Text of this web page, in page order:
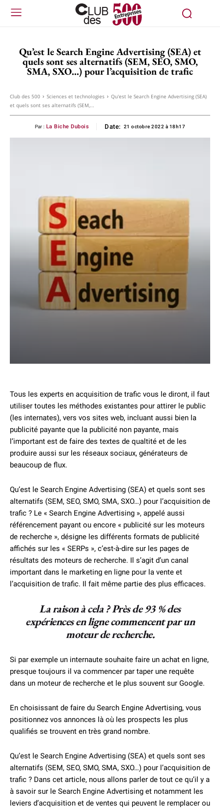
Qu’est le Search Engine Advertising (SEA) et
quels sont ses alternatifs (SEM, SEO, SMO,
SMA, SXO…) pour l’acquisition de trafic
Club des 500 Sciences et technologies
Qu'est le Search Engine Advertising (SEA)
et quels sont ses alternatifs (SEM,...
Par : La Biche Dubois Date: 21 octobre 2022 à 18h17
Tous les experts en acquisition de trafic vous le diront, il faut
utiliser toutes les méthodes existantes pour attirer le public
(les internates), vers vos sites web, incluant aussi bien la
publicité payante que la publicité non payante, mais
l’important est de faire des textes de qualtité et de les
produire aussi sur les réseaux sociaux, générateurs de
beaucoup de flux.
Qu’est le Search Engine Advertising (SEA) et quels sont ses
alternatifs (SEM, SEO, SMO, SMA, SXO…) pour l’acquisition de
trafic ? Le « Search Engine Advertising », appelé aussi
référencement payant ou encore « publicité sur les moteurs
de recherche », désigne les différents formats de publicité
affichés sur les « SERPs », c’est-à-dire sur les pages de
résultats des moteurs de recherche. Il s’agit d’un canal
important dans le marketing en ligne pour la vente et
l’acquisition de trafic. Il fait même partie des plus efficaces.
La raison à cela ? Près de 93 % des
expériences en ligne commencent par un
moteur de recherche.
Si par exemple un internaute souhaite faire un achat en ligne,
presque toujours il va commencer par taper une requête
dans un moteur de recherche et le plus souvent sur Google.
En choisissant de faire du Search Engine Advertising, vous
positionnez vos annonces là où les prospects les plus
qualifiés se trouvent en très grand nombre.
Qu’est le Search Engine Advertising (SEA) et quels sont ses
alternatifs (SEM, SEO, SMO, SMA, SXO…) pour l’acquisition de
trafic ? Dans cet article, nous allons parler de tout ce qu’il y a
à savoir sur le Search Engine Advertising et notamment les
leviers d’acquisition et de ventes qui peuvent le remplacer ou